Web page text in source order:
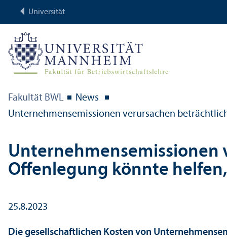
Universität
Fakultät BWL
News
Unter­nehmens­emissionen verursachen
Unter­nehmens­emissionen
Offenlegung könnte
25.8.2023
Die gesellschaft­lichen Kosten von